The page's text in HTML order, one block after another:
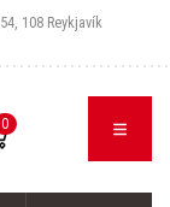
108 Reykjavík
0